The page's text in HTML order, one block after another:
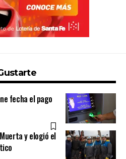
fecha el pago
y elogió el